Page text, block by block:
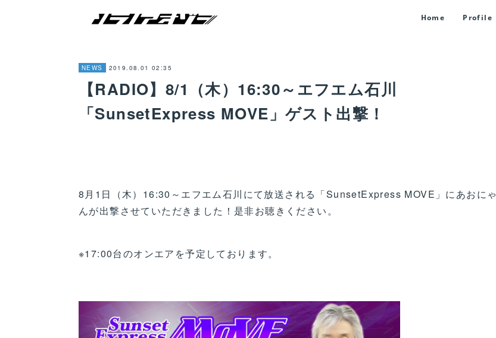
Home Profile
NEWS 2019.08.01 02:35
【RADIO】8/1（木）16:30～エフエム石川
「SunsetExpress MOVE」ゲスト出撃！
8月1日（木）16:30～エフエム石川にて放送される「SunsetExpress MOVE」にあおにゃ
んが出撃させていただきました！是非お聴きください。
※17:00台のオンエアを予定しております。